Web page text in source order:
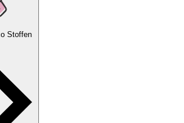
Stoffen